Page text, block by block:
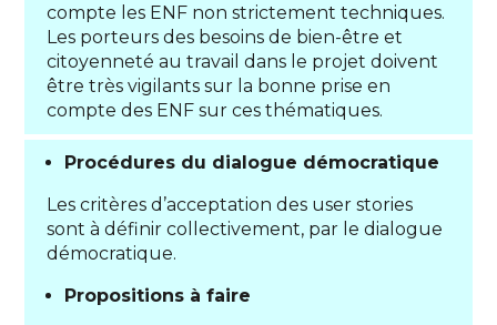
compte les ENF non strictement techniques.
Les porteurs des besoins de bien-être et
citoyenneté au travail dans le projet doivent
être très vigilants sur la bonne prise en
compte des ENF sur ces thématiques.
Procédures du dialogue démocratique
Les critères d’acceptation des user stories
sont à définir collectivement, par le dialogue
démocratique.
Propositions à faire